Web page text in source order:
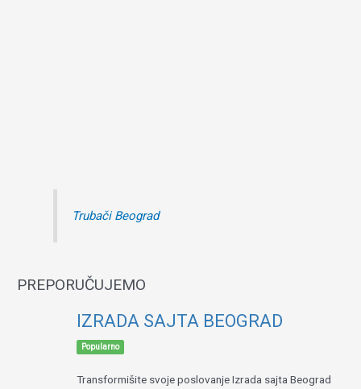
Trubači Beograd
PREPORUČUJEMO
IZRADA SAJTA BEOGRAD
Popularno
Transformišite svoje poslovanje Izrada sajta Beograd